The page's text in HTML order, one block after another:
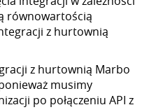
równowartością
z hurtownią
z hurtownią Marbo
musimy
po połączeniu API z